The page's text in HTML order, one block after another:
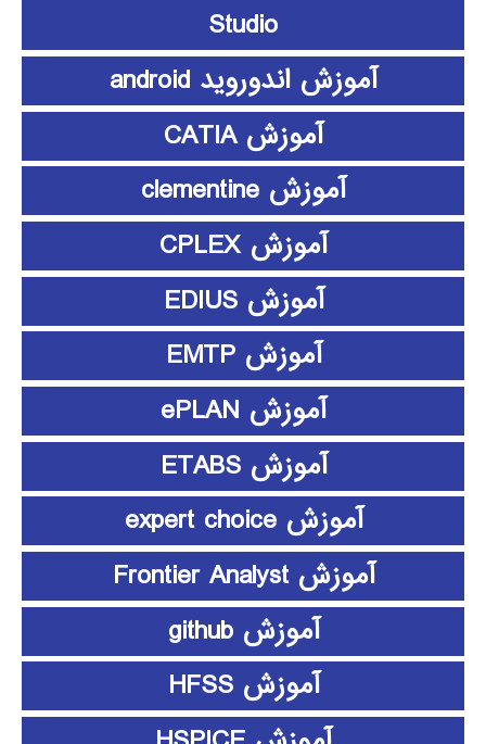
Studio
آموزش اندوروید android
آموزش CATIA
آموزش clementine
آموزش CPLEX
آموزش EDIUS
آموزش EMTP
آموزش ePLAN
آموزش ETABS
آموزش expert choice
آموزش Frontier Analyst
آموزش github
آموزش HFSS